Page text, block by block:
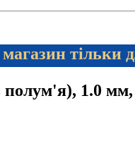
магазин тільки
полум'я), 1.0